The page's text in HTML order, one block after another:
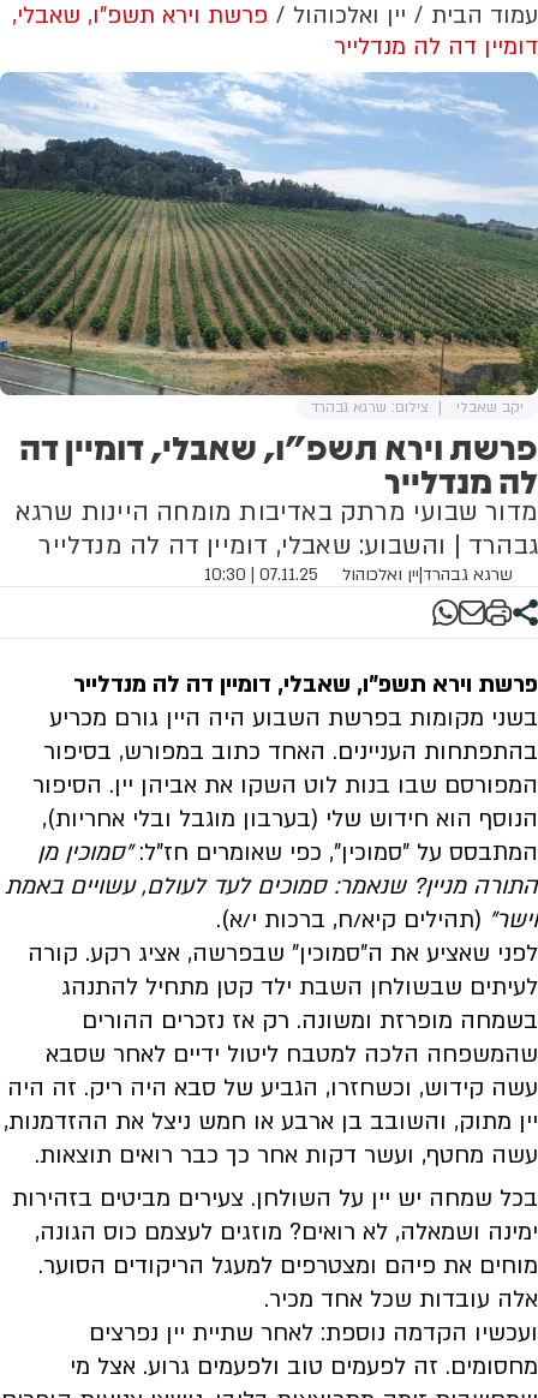
עמוד הבית יין ואלכוהול
פרשת וירא תשפ"ו, שאבלי,
דומיין דה לה מנדלייר
פרשת וירא תשפ"ו, שאבלי, דומיין דה
לה מנדלייר
מדור שבועי מרתק באדיבות מומחה היינות שרגא
גבהרד | והשבוע: שאבלי, דומיין דה לה מנדלייר
שרגא גבהרד|יין ואלכוהול 07.11.25 | 10:30
יקב שאבלי צילום: שרגא גבהרד
פרשת וירא תשפ"ו, שאבלי, דומיין דה לה מנדלייר
בשני מקומות בפרשת השבוע היה היין גורם מכריע
בהתפתחות העניינים. האחד כתוב במפורש, בסיפור
המפורסם שבו בנות לוט השקו את אביהן יין. הסיפור
הנוסף הוא חידוש שלי (בערבון מוגבל ובלי אחריות),
המתבסס על "סמוכין", כפי שאומרים חז"ל:"סמוכין מן
התורה מניין? שנאמר: סמוכים לעד לעולם, עשויים באמת
וישר" (תהילים קיא/ח, ברכות י/א).
לפני שאציע את ה"סמוכין" שבפרשה, אציג רקע. קורה
לעיתים שבשולחן השבת ילד קטן מתחיל להתנהג
בשמחה מופרזת ומשונה. רק אז נזכרים ההורים
שהמשפחה הלכה למטבח ליטול ידיים לאחר שסבא
עשה קידוש, וכשחזרו, הגביע של סבא היה ריק. זה היה
יין מתוק, והשובב בן ארבע או חמש ניצל את ההזדמנות,
עשה מחטף, ועשר דקות אחר כך כבר רואים תוצאות.
בכל שמחה יש יין על השולחן. צעירים מביטים בזהירות
ימינה ושמאלה, לא רואים? מוזגים לעצמם כוס הגונה,
מוחים את פיהם ומצטרפים למעגל הריקודים הסוער.
אלה עובדות שכל אחד מכיר.
ועכשיו הקדמה נוספת: לאחר שתיית יין נפרצים
מחסומים. זה לפעמים טוב ולפעמים גרוע. אצל מי